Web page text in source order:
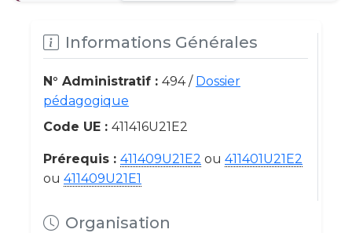
Informations Générales
N° Administratif : 494 / Dossier
pédagogique
Code UE : 411416U21E2
Prérequis : 411409U21E2 ou 411401U21E2
ou 411409U21E1
Organisation